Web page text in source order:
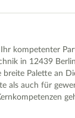
kompetenter
in 12439
breite Palette an
als auch für